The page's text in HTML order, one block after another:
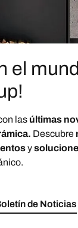
el
las últimas
Descubre
y
de Noticias